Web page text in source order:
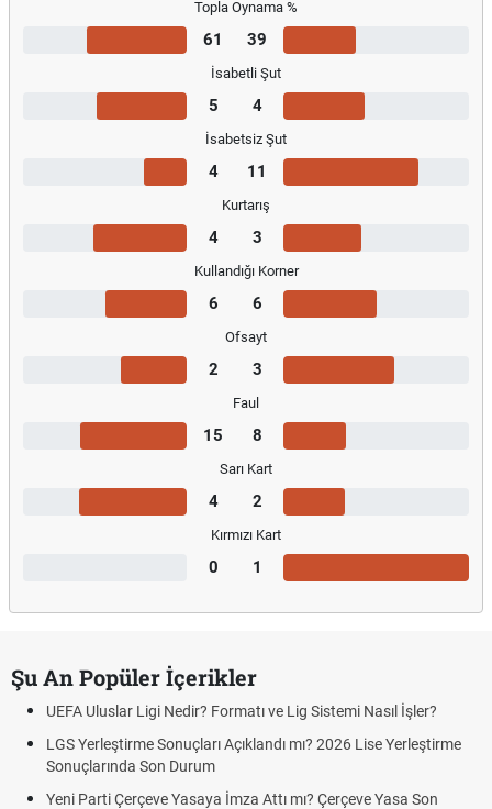
Topla Oynama %
61 39
İsabetli Şut
5 4
İsabetsiz Şut
4 11
Kurtarış
4 3
Kullandığı Korner
6 6
Ofsayt
2 3
Faul
15 8
Sarı Kart
4 2
Kırmızı Kart
0 1
Şu An Popüler İçerikler
UEFA Uluslar Ligi Nedir? Formatı ve Lig Sistemi Nasıl İşler?
LGS Yerleştirme Sonuçları Açıklandı mı? 2026 Lise Yerleştirme
Sonuçlarında Son Durum
Yeni Parti Çerçeve Yasaya İmza Attı mı? Çerçeve Yasa Son